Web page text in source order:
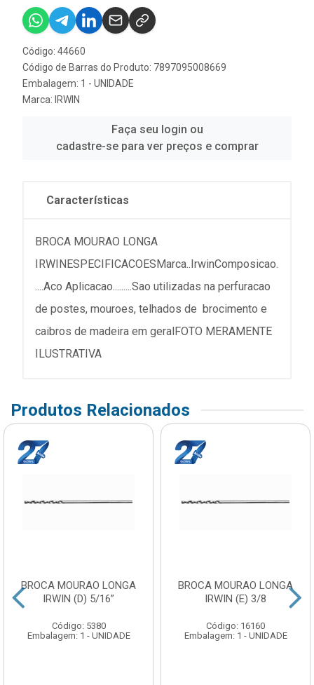
Código: 44660
Código de Barras do Produto: 7897095008669
Embalagem: 1 - UNIDADE
Marca: IRWIN
Faça seu login ou
cadastre-se para ver preços e comprar
Características
BROCA MOURAO LONGA
IRWINESPECIFICACOESMarca..IrwinComposicao.
....Aco Aplicacao.........Sao utilizadas na perfuracao
de postes, mouroes, telhados de brocimento e
caibros de madeira em geralFOTO MERAMENTE
ILUSTRATIVA
Produtos Relacionados
BROCA MOURAO LONGA
IRWIN (D) 5/16”
Código: 5380
Embalagem: 1 - UNIDADE
BROCA MOURAO LONGA
IRWIN (E) 3/8
Código: 16160
Embalagem: 1 - UNIDADE